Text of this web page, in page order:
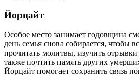
Йорцайт
Особое место занимает годовщина
день семья снова собирается, чтобы
прочитать молитвы, изучить
также почтить память других
Йорцайт помогает сохранить связь